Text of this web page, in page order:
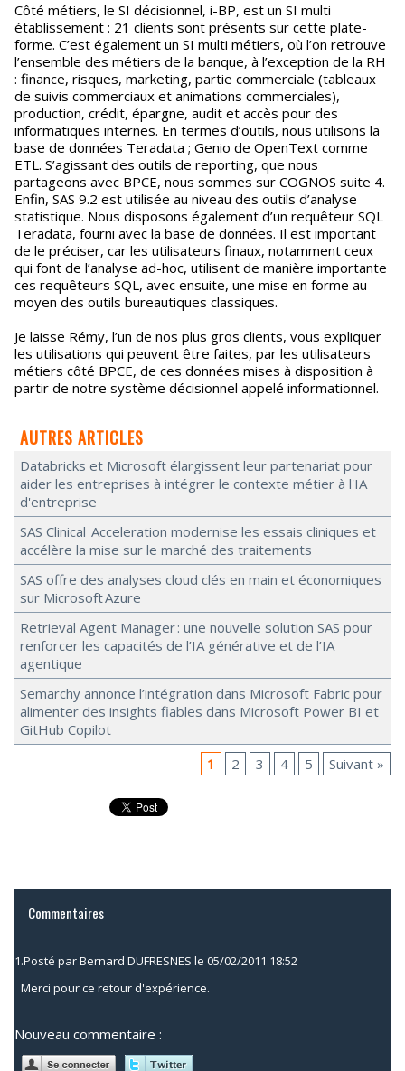
Côté métiers, le SI décisionnel, i-BP, est un SI multi
établissement : 21 clients sont présents sur cette plate-
forme. C’est également un SI multi métiers, où l’on retrouve
l’ensemble des métiers de la banque, à l’exception de la RH
: finance, risques, marketing, partie commerciale (tableaux
de suivis commerciaux et animations commerciales),
production, crédit, épargne, audit et accès pour des
informatiques internes. En termes d’outils, nous utilisons la
base de données Teradata ; Genio de OpenText comme
ETL. S’agissant des outils de reporting, que nous
partageons avec BPCE, nous sommes sur COGNOS suite 4.
Enfin, SAS 9.2 est utilisée au niveau des outils d’analyse
statistique. Nous disposons également d’un requêteur SQL
Teradata, fourni avec la base de données. Il est important
de le préciser, car les utilisateurs finaux, notamment ceux
qui font de l’analyse ad-hoc, utilisent de manière importante
ces requêteurs SQL, avec ensuite, une mise en forme au
moyen des outils bureautiques classiques.
Je laisse Rémy, l’un de nos plus gros clients, vous expliquer
les utilisations qui peuvent être faites, par les utilisateurs
métiers côté BPCE, de ces données mises à disposition à
partir de notre système décisionnel appelé informationnel.
AUTRES ARTICLES
Databricks et Microsoft élargissent leur partenariat pour
aider les entreprises à intégrer le contexte métier à l'IA
d'entreprise
SAS Clinical Acceleration modernise les essais cliniques et
accélère la mise sur le marché des traitements
SAS offre des analyses cloud clés en main et économiques
sur Microsoft Azure
Retrieval Agent Manager : une nouvelle solution SAS pour
renforcer les capacités de l’IA générative et de l’IA
agentique
Semarchy annonce l’intégration dans Microsoft Fabric pour
alimenter des insights fiables dans Microsoft Power BI et
GitHub Copilot
1
2 3 4 5 Suivant »
Commentaires
1.Posté parBernard DUFRESNES le 05/02/2011 18:52
Merci pour ce retour d'expérience.
Nouveau commentaire :